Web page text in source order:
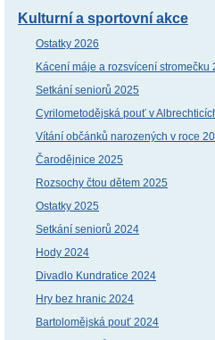
Kulturní a sportovní akce
Ostatky 2026
Kácení máje a rozsvícení stromečku
Setkání seniorů 2025
Cyrilometodějská pouť v
Vítání občánků narozených v roce
Čarodějnice 2025
Rozsochy čtou dětem 2025
Ostatky 2025
Setkání seniorů 2024
Hody 2024
Divadlo Kundratice 2024
Hry bez hranic 2024
Bartolomějská pouť 2024